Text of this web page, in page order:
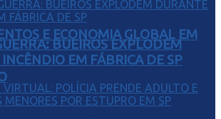
E ECONOMIA GLOBAL EM
BUEIROS EXPLODEM
EM FÁBRICA DE SP